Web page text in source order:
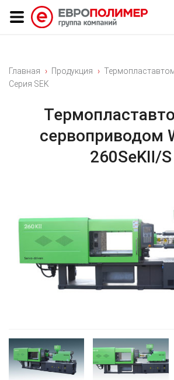
Главная Продукция
Серия SEK
сервоприводом
260SeKⅡ/S